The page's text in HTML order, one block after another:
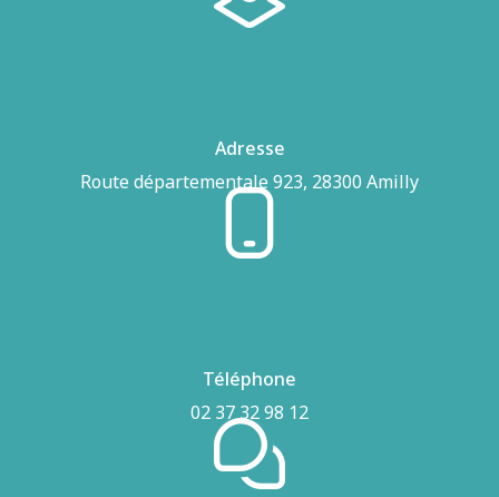
Adresse
Route départementale 923, 28300 Amilly
Téléphone
02 37 32 98 12